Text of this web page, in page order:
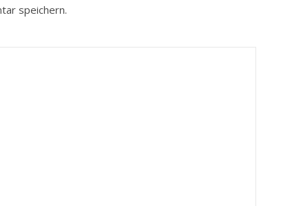
speichern.